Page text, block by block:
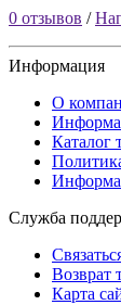
0 отзывов /
Информация
О
Каталог
Служба
Возврат
Карта